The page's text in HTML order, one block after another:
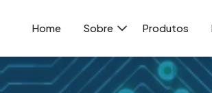
Home Sobre Produtos